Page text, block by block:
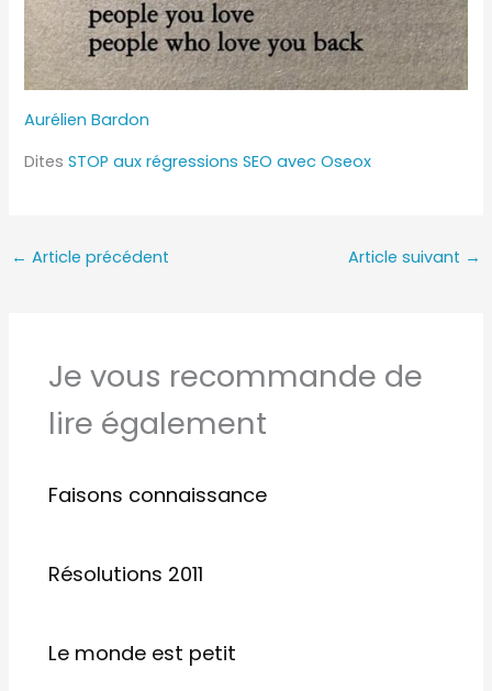
Aurélien Bardon
DitesSTOP aux régressions SEO avec Oseox
← Article précédent Article suivant →
Je vous recommande de
lire également
Faisons connaissance
Résolutions 2011
Le monde est petit